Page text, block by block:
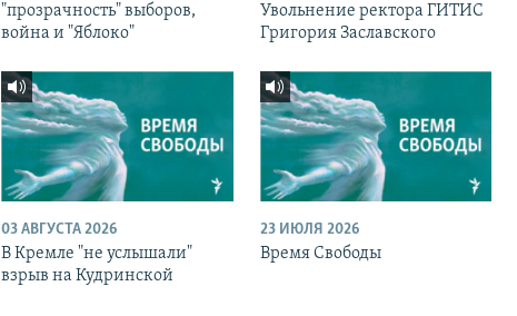
"прозрачность" выборов,
война и "Яблоко"
Увольнение ректора ГИТИС
Григория Заславского
03 АВГУСТА 2026
В Кремле "не услышали"
взрыв на Кудринской
23 ИЮЛЯ 2026
Время Свободы